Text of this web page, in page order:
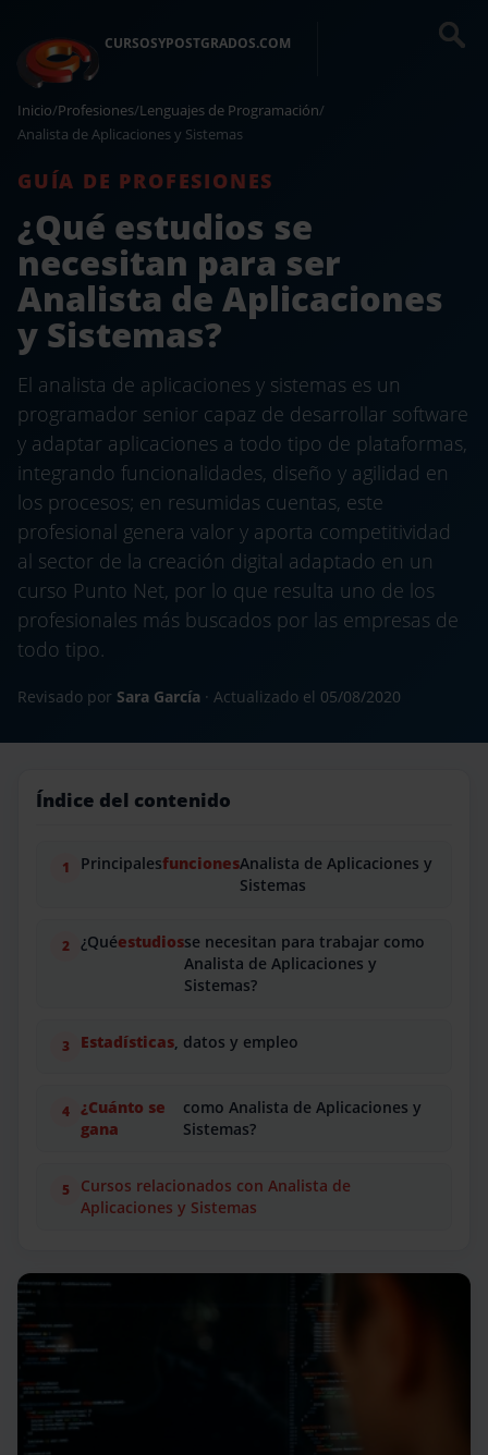
CURSOSYPOSTGRADOS.COM
Inicio/Profesiones/Lenguajes de Programación/
Analista de Aplicaciones y Sistemas
GUÍA DE PROFESIONES
¿Qué estudios se
necesitan para ser
Analista de Aplicaciones
y Sistemas?
El analista de aplicaciones y sistemas es un
programador senior capaz de desarrollar software
y adaptar aplicaciones a todo tipo de plataformas,
integrando funcionalidades, diseño y agilidad en
los procesos; en resumidas cuentas, este
profesional genera valor y aporta competitividad
al sector de la creación digital adaptado en un
curso Punto Net, por lo que resulta uno de los
profesionales más buscados por las empresas de
todo tipo.
Revisado por Sara García · Actualizado el 05/08/2020
Índice del contenido
PrincipalesfuncionesAnalista de Aplicaciones y
Sistemas
¿Quéestudiosse necesitan para trabajar como
Analista de Aplicaciones y
Sistemas?
Estadísticas, datos y empleo
¿Cuánto se
gana
como Analista de Aplicaciones y
Sistemas?
Cursos relacionados con Analista de
Aplicaciones y Sistemas